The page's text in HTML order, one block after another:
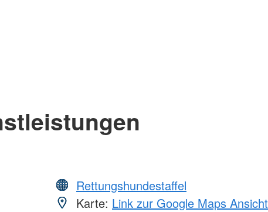
Rettungshundestaffel
Karte: Link zur Google Maps Ansicht